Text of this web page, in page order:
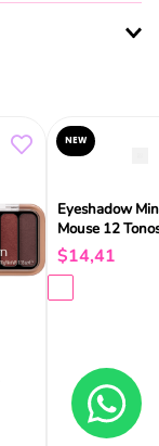
NEW
Eyeshadow
Mouse 12
$14,41